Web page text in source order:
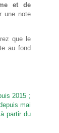
et de
une note
que le
au fond
2015 ;
mai
partir du